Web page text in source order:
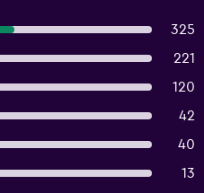
325
221
120
42
40
13